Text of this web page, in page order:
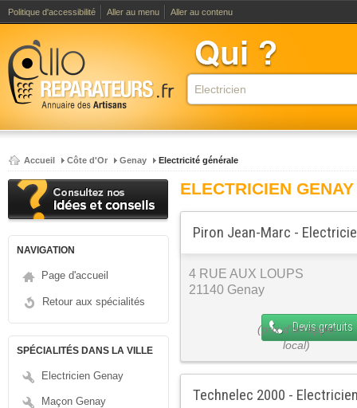
Politique d'accessibilité Aller au menu Aller au contenu
Accueil Côte d'Or Genay Electricité générale
NAVIGATION
Page d'accueil
Retour aux spécialités
SPÉCIALITÉS DANS LA VILLE
Electricien Genay
Maçon Genay
ELECTRICIEN GENAY
Piron Jean-Marc -
4 RUE AUX LOUPS
21140 Genay
Devis gratuits
Technelec 2000 -